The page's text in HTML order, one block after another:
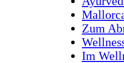
Zum
Im